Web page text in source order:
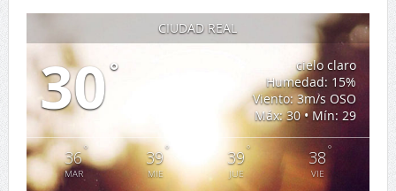
CIUDAD REAL
30°
cielo claro
Humedad: 15%
Viento: 3m/s OSO
Máx: 30 • Mín: 29
36°
MAR
39°
MIE
39°
JUE
38 °
VIE